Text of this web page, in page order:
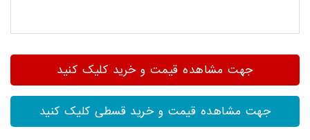
جهت مشاهده قیمت و خرید کلیک کنید
جهت مشاهده قیمت و خرید قسطی کلیک کنید